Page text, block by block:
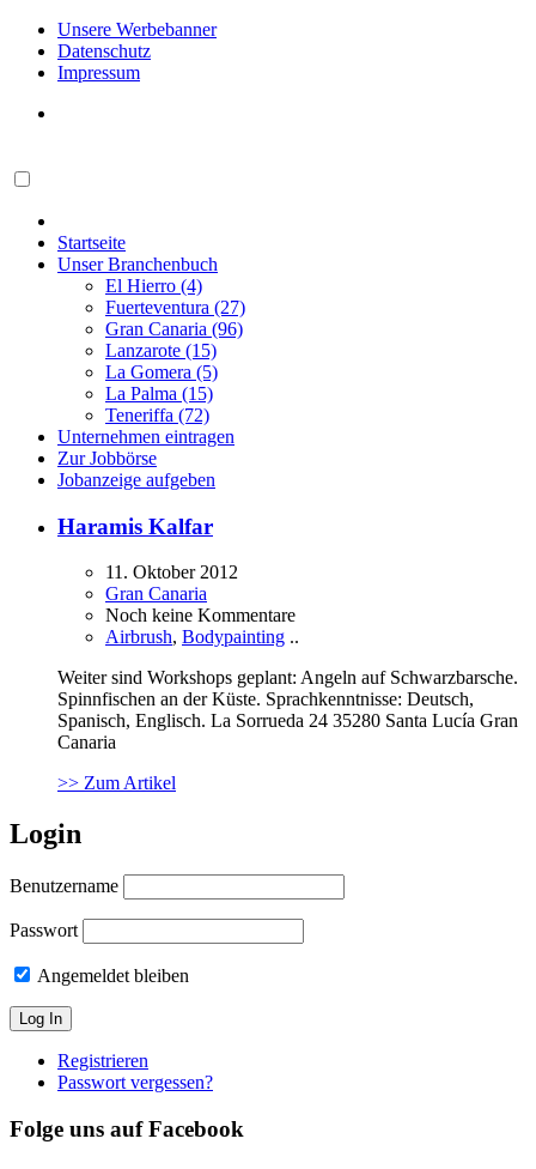
Unsere Werbebanner
Datenschutz
Impressum
Startseite
Unser Branchenbuch
El Hierro (4)
Fuerteventura (27)
Gran Canaria (96)
Lanzarote (15)
La Gomera (5)
La Palma (15)
Teneriffa (72)
Unternehmen eintragen
Zur Jobbörse
Jobanzeige aufgeben
Haramis Kalfar
11. Oktober 2012
Gran Canaria
Noch keine Kommentare
Airbrush, Bodypainting ..
Weiter sind Workshops geplant: Angeln auf Schwarzbarsche.
Spinnfischen an der Küste. Sprachkenntnisse: Deutsch,
Spanisch, Englisch. La Sorrueda 24 35280 Santa Lucía Gran
Canaria
>> Zum Artikel
Login
Benutzername
Passwort
Angemeldet bleiben
Registrieren
Passwort vergessen?
Folge uns auf Facebook